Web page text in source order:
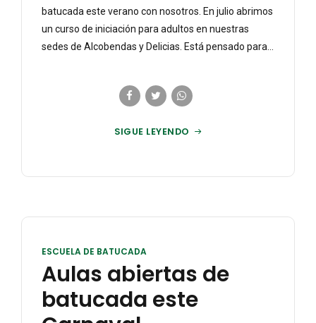
batucada este verano con nosotros. En julio abrimos
un curso de iniciación para adultos en nuestras
sedes de Alcobendas y Delicias. Está pensado para...
SIGUE LEYENDO
ESCUELA DE BATUCADA
Aulas abiertas de
batucada este